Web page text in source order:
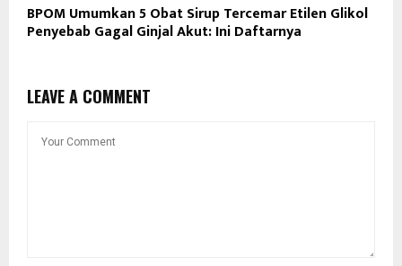
BPOM Umumkan 5 Obat Sirup Tercemar Etilen Glikol
Penyebab Gagal Ginjal Akut: Ini Daftarnya
LEAVE A COMMENT